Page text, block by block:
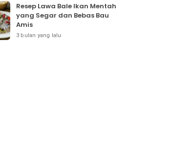
Resep Lawa Bale Ikan Mentah
yang Segar dan Bebas Bau
Amis
3 bulan yang lalu